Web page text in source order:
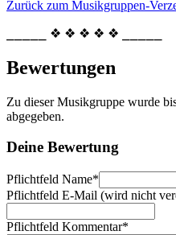
Zurück zum Musikgruppen-
⎯⎯⎯⎯⎯ ❖ ❖ ❖ ❖ ❖ ⎯⎯⎯⎯⎯
Bewertungen
Zu dieser Musikgruppe wurde
abgegeben.
Deine Bewertung
Pflichtfeld Name*
Pflichtfeld E-Mail (wird nicht
Pflichtfeld Kommentar*